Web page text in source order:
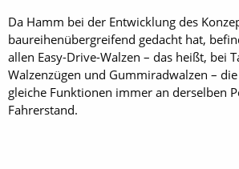
Da Hamm bei der Entwicklung des
baureihenübergreifend gedacht hat,
allen Easy-Drive-Walzen – das heißt, bei
Walzenzügen und Gummiradwalzen –
gleiche Funktionen immer an derselben
Fahrerstand.